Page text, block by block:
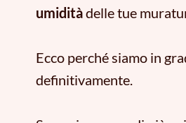
umiditàdelle tue
Ecco perché siamo in
definitivamente.